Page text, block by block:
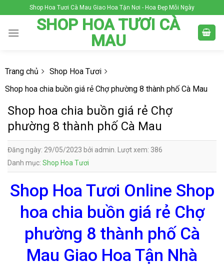
to
content
Shop Hoa Tươi Cà Mau Giao Hoa Tận Nơi - Hoa Đẹp Mỗi Ngày
SHOP HOA TƯƠI CÀ
MAU
Trang chủ
Shop Hoa Tươi
Shop hoa chia buồn giá rẻ Chợ phường 8 thành phố Cà Mau
Shop hoa chia buồn giá rẻ Chợ
phường 8 thành phố Cà Mau
Đăng ngày: 29/05/2023 bởi admin. Lượt xem: 386
Danh mục: Shop Hoa Tươi
Shop Hoa Tươi Online Shop
hoa chia buồn giá rẻ Chợ
phường 8 thành phố Cà
Mau Giao Hoa Tận Nhà